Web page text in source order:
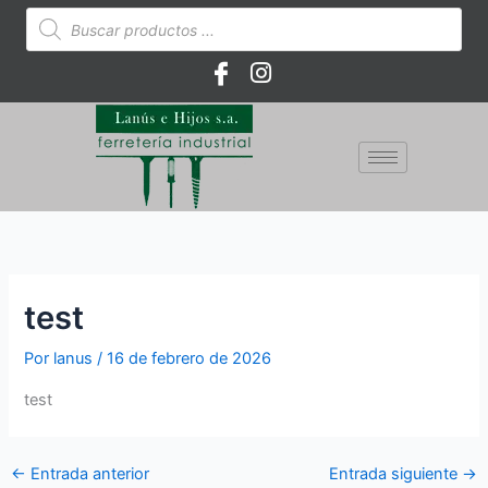
Búsqueda
de
productos
test
Por lanus/16 de febrero de 2026
test
← Entrada anterior Entrada siguiente →